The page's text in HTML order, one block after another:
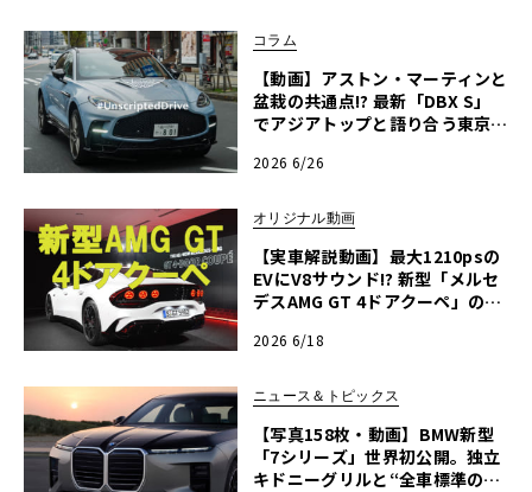
コラム
【動画】アストン・マーティンと
盆栽の共通点!? 最新「DBX S」
でアジアトップと語り合う東京ド
ワセテ 番外編】
2026 6/26
オリジナル動画
【実車解説動画】最大1210psの
EVにV8サウンド!? 新型「メルセ
デスAMG GT 4ドアクーペ」の全
2026 6/18
ニュース＆トピックス
【写真158枚・動画】BMW新型
「7シリーズ」世界初公開。独立
キドニーグリルと“全車標準の助